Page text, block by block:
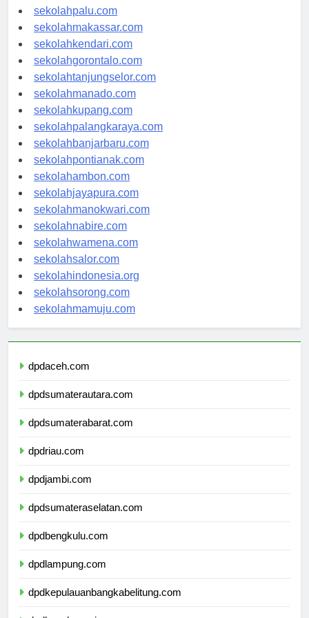
sekolahsurabaya.com
sekolahpalu.com
sekolahmakassar.com
sekolahkendari.com
sekolahgorontalo.com
sekolahtanjungselor.com
sekolahmanado.com
sekolahkupang.com
sekolahpalangkaraya.com
sekolahbanjarbaru.com
sekolahpontianak.com
sekolahambon.com
sekolahjayapura.com
sekolahmanokwari.com
sekolahnabire.com
sekolahwamena.com
sekolahsalor.com
sekolahindonesia.org
sekolahsorong.com